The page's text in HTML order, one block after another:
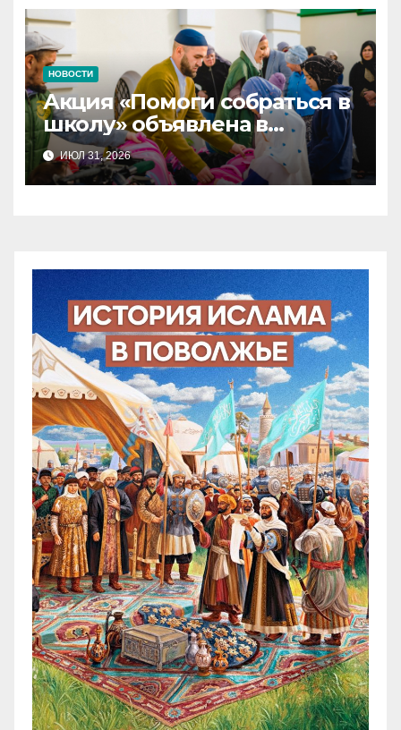
НОВОСТИ
Акция «Помоги собраться в
школу» объявлена в
Татарстане
ИЮЛ 31, 2026